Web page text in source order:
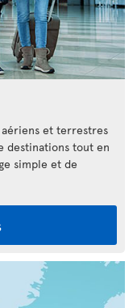
et terrestres
destinations tout en
simple et de